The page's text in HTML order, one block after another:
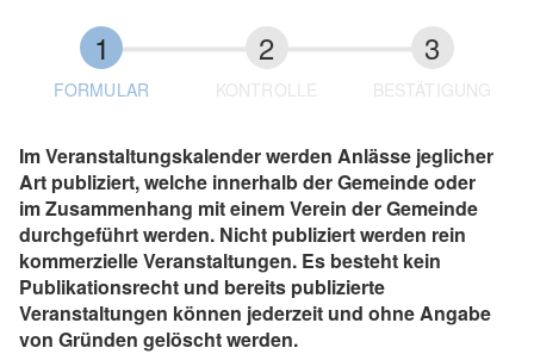
FORMULAR KONTROLLE BESTÄTIGUNG
Im Veranstaltungskalender werden Anlässe jeglicher
Art publiziert, welche innerhalb der Gemeinde oder
im Zusammenhang mit einem Verein der Gemeinde
durchgeführt werden. Nicht publiziert werden rein
kommerzielle Veranstaltungen. Es besteht kein
Publikationsrecht und bereits publizierte
Veranstaltungen können jederzeit und ohne Angabe
von Gründen gelöscht werden.